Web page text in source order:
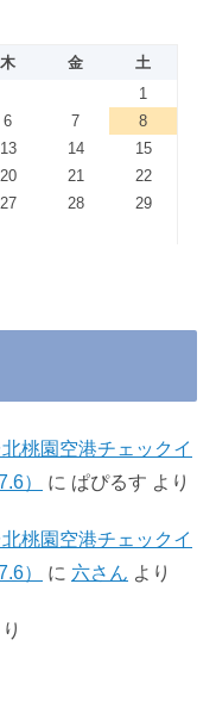
木 金
土
1
6 7
8
13 14
15
20 21
22
27 28
29
園空港チェックイ
）
に ぱぴるす より
園空港チェックイ
）
に 六さん より